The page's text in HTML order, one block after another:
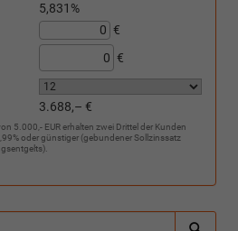
5,831%
€
€
3.688,– €
5.000,- EUR erhalten zwei Drittel der Kunden
oder günstiger (gebundener Sollzinssatz